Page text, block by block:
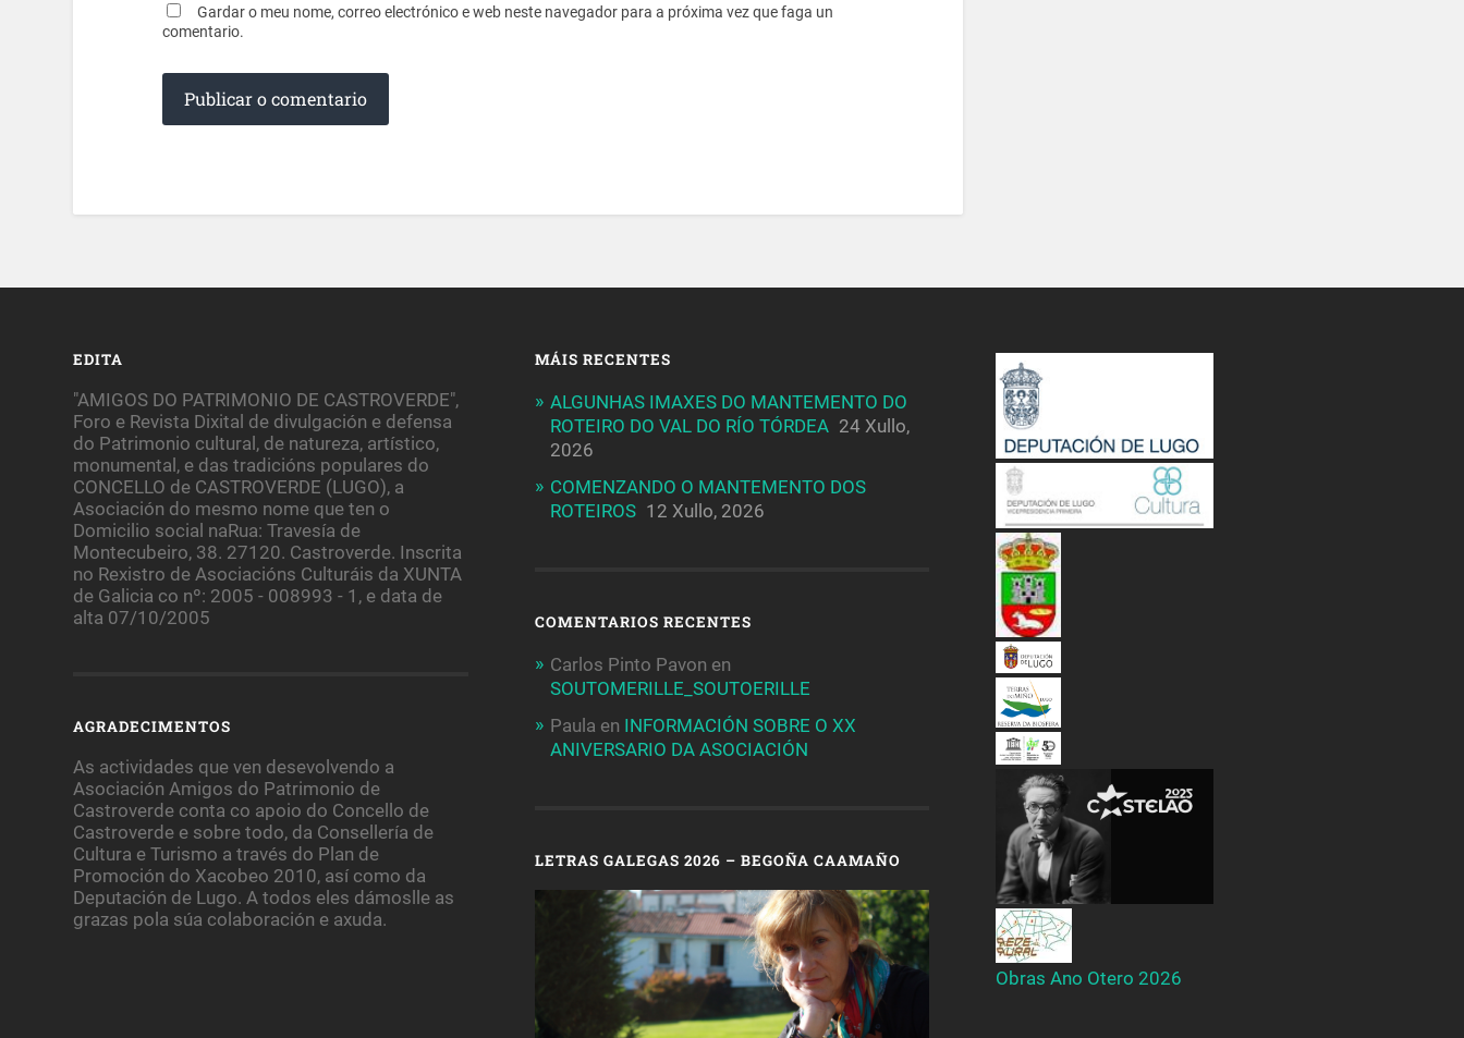
Gardar o meu nome, correo electrónico e web neste navegador para a próxima vez que faga un
comentario.
EDITA
"AMIGOS DO PATRIMONIO DE CASTROVERDE",
Foro e Revista Dixital de divulgación e defensa
do Patrimonio cultural, de natureza, artístico,
monumental, e das tradicións populares do
CONCELLO de CASTROVERDE (LUGO), a
Asociación do mesmo nome que ten o
Domicilio social naRua: Travesía de
Montecubeiro, 38. 27120. Castroverde. Inscrita
no Rexistro de Asociacións Culturáis da XUNTA
de Galicia co nº: 2005 - 008993 - 1, e data de
alta 07/10/2005
AGRADECIMENTOS
As actividades que ven desevolvendo a
Asociación Amigos do Patrimonio de
Castroverde conta co apoio do Concello de
Castroverde e sobre todo, da Consellería de
Cultura e Turismo a través do Plan de
Promoción do Xacobeo 2010, así como da
Deputación de Lugo. A todos eles dámoslle as
grazas pola súa colaboración e axuda.
MÁIS RECENTES
ALGUNHAS IMAXES DO MANTEMENTO DO
ROTEIRO DO VAL DO RÍO TÓRDEA 24 Xullo,
2026
COMENZANDO O MANTEMENTO DOS
ROTEIROS 12 Xullo, 2026
COMENTARIOS RECENTES
Carlos Pinto Pavon en
SOUTOMERILLE_SOUTOERILLE
Paula en INFORMACIÓN SOBRE O XX
ANIVERSARIO DA ASOCIACIÓN
LETRAS GALEGAS 2026 – BEGOÑA CAAMAÑO
Obras Ano Otero 2026